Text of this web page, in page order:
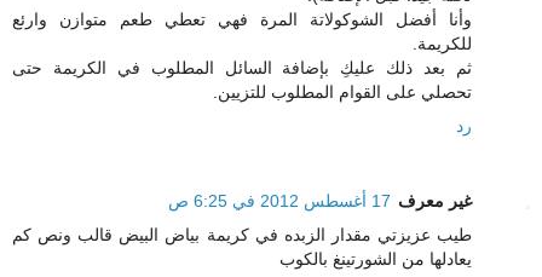
وأنا أفضل الشوكولاتة المرة فهي تعطي طعم متوازن وارئع
للكريمة.
ثم بعد ذلك عليكِ بإضافة السائل المطلوب في الكريمة حتى
تحصلي على القوام المطلوب للتزيين.
رد
غير معرف 17 أغسطس 2012 في 6:25 ص
طيب عزيزتي مقدار الزبده في كريمة بياض البيض قالب ونص كم
يعادلها من الشورتينغ بالكوب